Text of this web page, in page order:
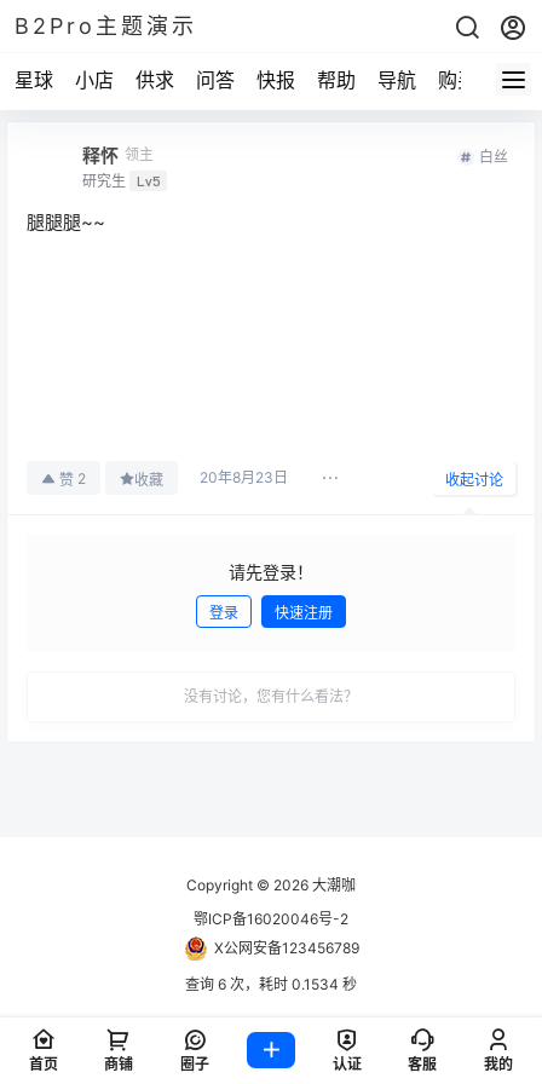
B2Pro主题演示
星球 小店 供求 问答 快报 帮助 导航 购买
释怀 领主
研究生
Lv5
白丝
腿腿腿~~
赞 2 收藏 20年8月23日 收起讨论
请先登录！
登录 快速注册
没有讨论，您有什么看法？
Copyright © 2026 大潮咖
鄂ICP备16020046号-2
X公网安备123456789
查询 6 次，耗时 0.1534 秒
首页 商铺 圈子 认证 客服 我的